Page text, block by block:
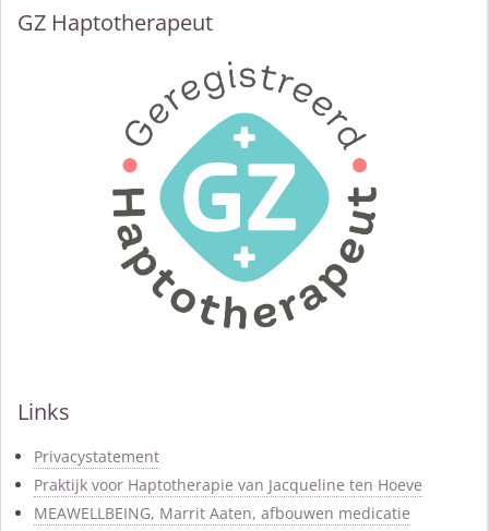
GZ Haptotherapeut
Links
Privacystatement
Praktijk voor Haptotherapie van Jacqueline ten Hoeve
MEAWELLBEING, Marrit Aaten, afbouwen medicatie